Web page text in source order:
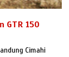
GTR 150
Cimahi